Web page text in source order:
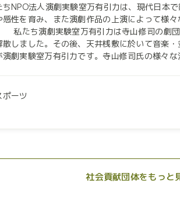
NPO法人演劇実験室万有引力は、現代日本
感性を育み、また演劇作品の上演によって様
私たち演劇実験室万有引力は寺山修司の劇
散しました。その後、天井桟敷に於いて音楽
演劇実験室万有引力です。寺山修司氏の様々
ーションや役者として貢献できると考えてお
を多くの人に届け、それを見た人に演劇に対
ーツ
社会貢献団体をもっと